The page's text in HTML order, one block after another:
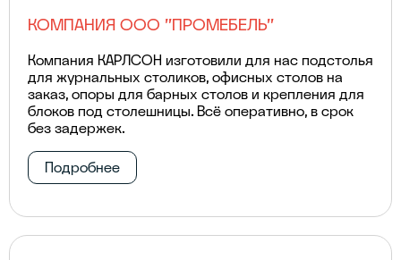
КОМПАНИЯ ООО "ПРОМЕБЕЛЬ"
Компания КАРЛСОН изготовили для нас подстолья
для журнальных столиков, офисных столов на
заказ, опоры для барных столов и крепления для
блоков под столешницы. Всё оперативно, в срок
без задержек.
Подробнее